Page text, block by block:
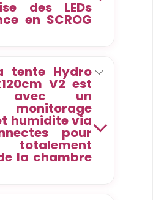
des LEDs
en SCROG
tente Hydro
V2 est
avec un
humidite via
pour
totalement
la chambre